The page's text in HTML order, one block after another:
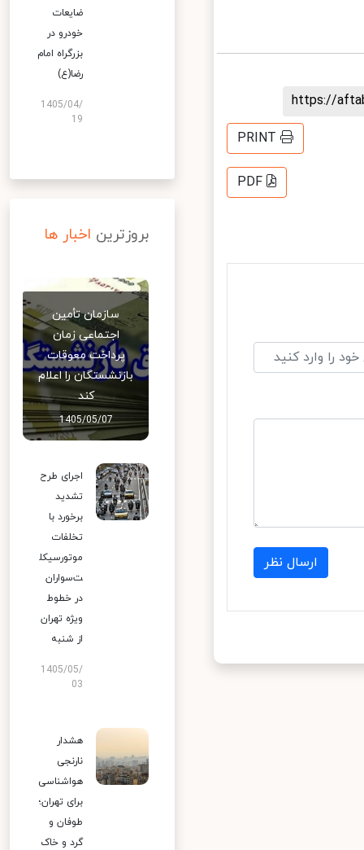
https://
PRINT
PDF
ارسال نظر
ضایعات
خودرو در
بزرگراه امام
رضا(ع)
1405/04/
19
بروزترین اخبار ها
سازمان تأمین
اجتماعی زمان
پرداخت معوقات
بازنشستگان را اعلام
کند
1405/05/07
اجرای طرح
تشدید
برخورد با
تخلفات
موتورسیکل
ت‌سواران
در خطوط
ویژه تهران
از شنبه
1405/05/
03
هشدار
نارنجی
هواشناسی
برای تهران؛
طوفان و
گرد و خاک